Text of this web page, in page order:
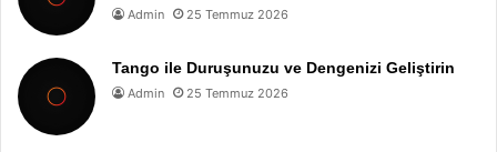
Admin 25 Temmuz 2026
Tango ile Duruşunuzu ve Dengenizi Geliştirin
Admin 25 Temmuz 2026